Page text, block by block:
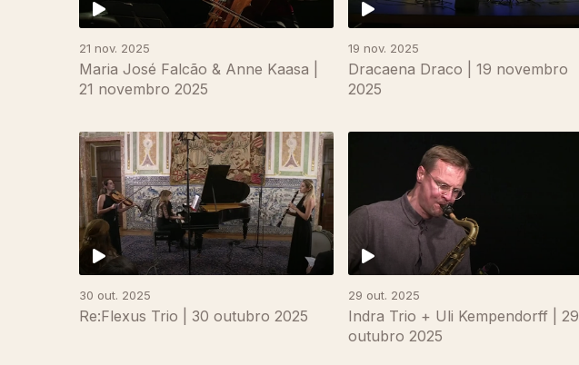
21 nov. 2025
Maria José Falcão & Anne Kaasa |
21 novembro 2025
19 nov. 2025
Dracaena Draco | 19 novembro
2025
30 out. 2025
Re:Flexus Trio | 30 outubro 2025
29 out. 2025
Indra Trio + Uli Kempendorff | 29
outubro 2025